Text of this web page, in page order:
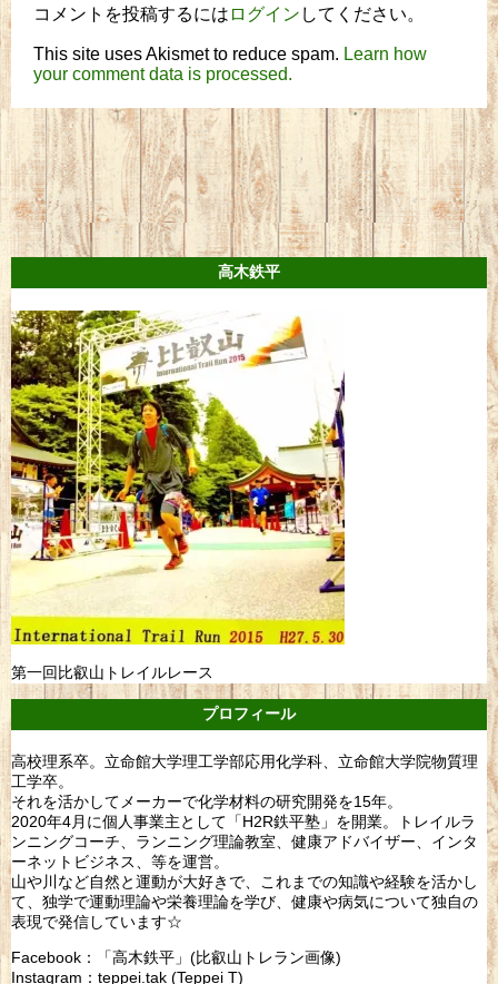
コメントを投稿するには ログイン してください。
This site uses Akismet to reduce spam. Learn how
your comment data is processed.
高木鉄平
第一回比叡山トレイルレース
プロフィール
高校理系卒。立命館大学理工学部応用化学科、立命館大学院物質理
工学卒。
それを活かしてメーカーで化学材料の研究開発を15年。
2020年4月に個人事業主として「H2R鉄平塾」を開業。トレイルラ
ンニングコーチ、ランニング理論教室、健康アドバイザー、インタ
ーネットビジネス、等を運営。
山や川など自然と運動が大好きで、これまでの知識や経験を活かし
て、独学で運動理論や栄養理論を学び、健康や病気について独自の
表現で発信しています☆
Facebook：「高木鉄平」(比叡山トレラン画像)
Instagram：teppei.tak (Teppei T)